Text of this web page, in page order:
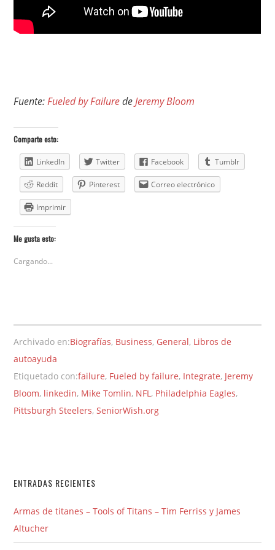
Fuente:Fueled by FailuredeJeremy Bloom
Comparte esto:
LinkedIn Twitter Facebook Tumblr
Reddit Pinterest Correo electrónico
Imprimir
Me gusta esto:
Cargando...
Archivado en:Biografías, Business, General, Libros de
autoayuda
Etiquetado con:failure, Fueled by failure, Integrate, Jeremy
Bloom, linkedin, Mike Tomlin, NFL , Philadelphia Eagles,
Pittsburgh Steelers,SeniorWish.org
ENTRADAS RECIENTES
Armas de titanes – Tools of Titans – Tim Ferriss y James
Altucher